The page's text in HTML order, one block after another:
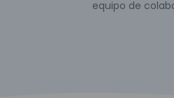
equipo de